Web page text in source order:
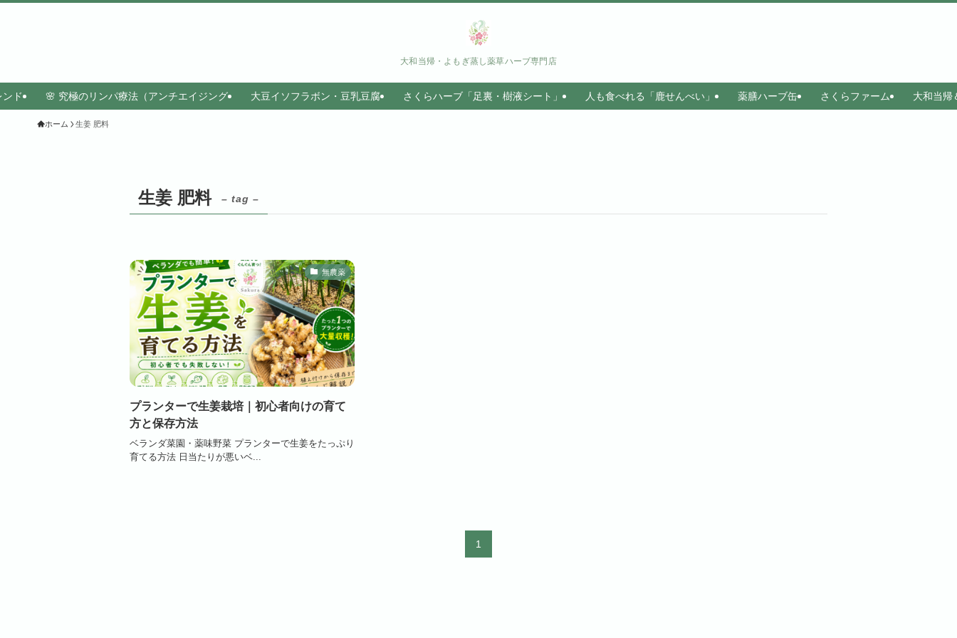
大和当帰・よもぎ蒸し薬草ハーブ専門店
ド 🌸 究極のリンパ療法（アンチエイジング 大豆イソフラボン・豆乳豆腐 さくらハーブ「足裏・樹液シート」 人も食べれる「鹿せんべい」 薬膳ハーブ缶 さくらファーム 大和当帰
ホーム 生姜 肥料
生姜 肥料 – tag –
無農薬
プランターで生姜栽培｜初心者向けの育て
方と保存方法
ベランダ菜園・薬味野菜 プランターで生姜をたっぷり
育てる方法 日当たりが悪いベ...
1